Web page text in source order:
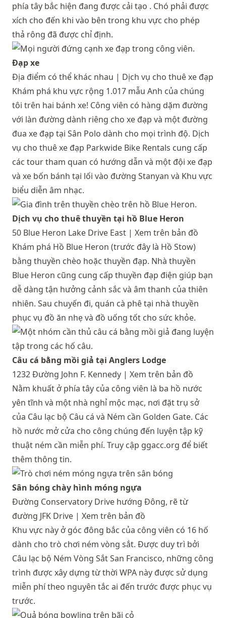
phía tây bắc hiện đang được cải tạo . Chó phải được
xích cho đến khi vào bên trong khu vực cho phép
thả rông đã được chỉ định.
Đạp xe
Địa điểm có thể khác nhau | Dịch vụ cho thuê xe đạp
Khám phá khu vực rộng 1.017 mẫu Anh của chúng
tôi trên hai bánh xe! Công viên có hàng dặm đường
với làn đường dành riêng cho xe đạp và một đường
đua xe đạp tại Sân Polo dành cho mọi trình độ. Dịch
vụ cho thuê xe đạp Parkwide Bike Rentals cung cấp
các tour tham quan có hướng dẫn và một đội xe đạp
và xe bốn bánh tại lối vào đường Stanyan và Khu vực
biểu diễn âm nhạc.
Dịch vụ cho thuê thuyền tại hồ Blue Heron
50 Blue Heron Lake Drive East | Xem trên bản đồ
Khám phá Hồ Blue Heron (trước đây là Hồ Stow)
bằng thuyền chèo hoặc thuyền đạp. Nhà thuyền
Blue Heron cũng cung cấp thuyền đạp điện giúp bạn
dễ dàng tận hưởng cảnh sắc và âm thanh của thiên
nhiên. Sau chuyến đi, quán cà phê tại nhà thuyền
phục vụ đồ ăn nhẹ và đồ uống tốt cho sức khỏe.
Câu cá bằng mồi giả tại Anglers Lodge
1232 Đường John F. Kennedy | Xem trên bản đồ
Nằm khuất ở phía tây của công viên là ba hồ nước
yên tĩnh và một nhà nghỉ mộc mạc, nơi đặt trụ sở
của Câu lạc bộ Câu cá và Ném cần Golden Gate. Các
hồ nước mở cửa cho công chúng đến luyện tập kỹ
thuật ném cần miễn phí. Truy cập ggacc.org để biết
thêm thông tin.
Sân bóng chày hình móng ngựa
Đường Conservatory Drive hướng Đông, rẽ từ
đường JFK Drive | Xem trên bản đồ
Khu vực này ở góc đông bắc của công viên có 16 hố
dành cho trò chơi ném vòng sắt. Được duy trì bởi
Câu lạc bộ Ném Vòng Sắt San Francisco, những công
trình được xây dựng từ thời WPA này được sử dụng
miễn phí theo nguyên tắc ai đến trước được phục vụ
trước.